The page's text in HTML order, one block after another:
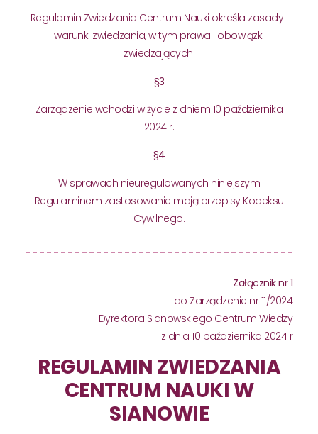
Regulamin Zwiedzania Centrum Nauki określa zasady i
warunki zwiedzania, w tym prawa i obowiązki
zwiedzających.
§3
Zarządzenie wchodzi w życie z dniem 10 października
2024 r.
§4
W sprawach nieuregulowanych niniejszym
Regulaminem zastosowanie mają przepisy Kodeksu
Cywilnego.
Załącznik nr 1
do Zarządzenie nr 11/2024
Dyrektora Sianowskiego Centrum Wiedzy
z dnia 10 października 2024 r
REGULAMIN ZWIEDZANIA
CENTRUM NAUKI W
SIANOWIE